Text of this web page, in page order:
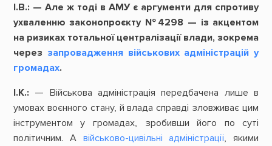
І.В.: — Але ж тоді в АМУ є аргументи для спротиву
ухваленню законопроєкту №4298 — із акцентом
на ризиках тотальної централізації влади, зокрема
через запровадження військових адміністрацій у
громадах.
І.К.: — Військова адміністрація передбачена лише в
умовах воєнного стану, й влада справді зловживає цим
інструментом у громадах, зробивши його по суті
політичним. А військово-цивільні адміністрації, якими